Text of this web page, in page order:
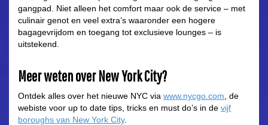
gangpad. Niet alleen het comfort maar ook de service – met
culinair genot en veel extra’s waaronder een hogere
bagagevrijdom en toegang tot exclusieve lounges – is
uitstekend.
Meer weten over New York City?
Ontdek alles over het nieuwe NYC via www.nycgo.com , de
webiste voor up to date tips, tricks en must do’s in de vijf
boroughs van New York City.